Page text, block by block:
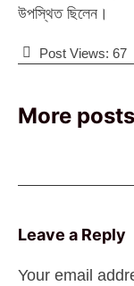
উপস্থিত ছিলেন।
Post Views: 67
More posts
Leave a Reply
Your email